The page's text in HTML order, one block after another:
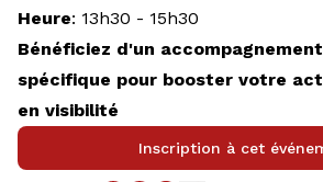
Heure: 13h30 - 15h30
Bénéficiez d'un
spécifique pour booster votre
en visibilité
Inscription à cet